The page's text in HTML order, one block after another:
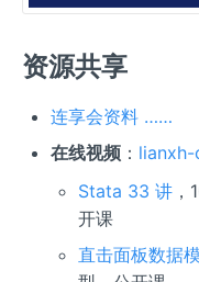
资源共享
连享会资料 ……
在线视频： lianxh-
Stata 33 讲
开课
直击面板数据